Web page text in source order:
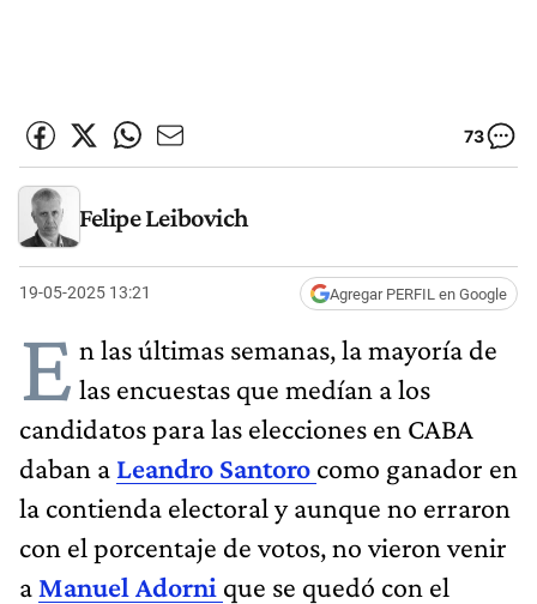
73
Felipe Leibovich
19-05-2025 13:21 Agregar PERFIL en Google
E n las últimas semanas, la mayoría de
las encuestas que medían a los
candidatos para las elecciones en CABA
daban a Leandro Santoro como ganador en
la contienda electoral y aunque no erraron
con el porcentaje de votos, no vieron venir
a Manuel Adorni que se quedó con el